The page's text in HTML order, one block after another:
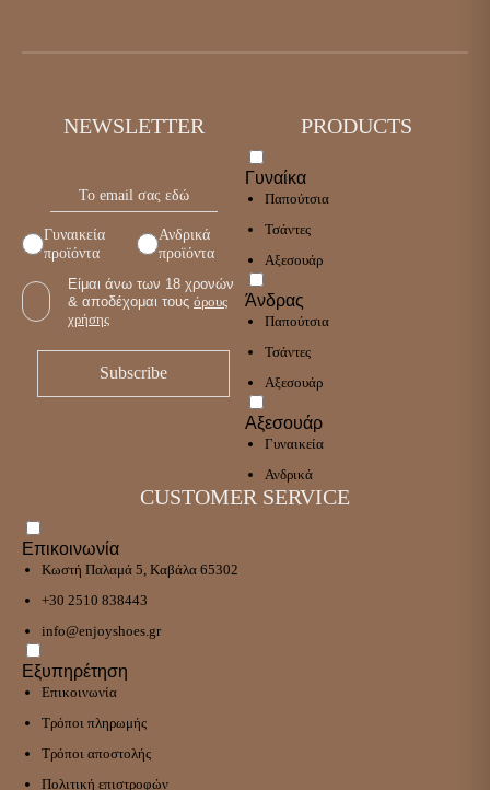
NEWSLETTER
Γυναικεία
προϊόντα
Ανδρικά
προϊόντα
Είμαι άνω των 18 χρονών
& αποδέχομαι τους όρους
χρήσης
PRODUCTS
Γυναίκα
Παπούτσια
Τσάντες
Αξεσουάρ
Άνδρας
Παπούτσια
Τσάντες
Αξεσουάρ
Αξεσουάρ
Γυναικεία
Ανδρικά
CUSTOMER SERVICE
Επικοινωνία
Κωστή Παλαμά 5, Καβάλα 65302
+30 2510 838443
info@enjoyshoes.gr
Εξυπηρέτηση
Επικοινωνία
Τρόποι πληρωμής
Τρόποι αποστολής
Πολιτική επιστροφών